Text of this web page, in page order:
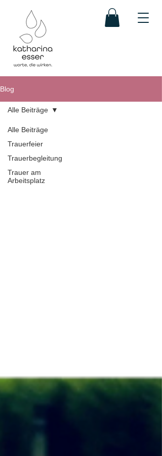
Blog
Alle Beiträge
Trauerfeier
Trauerbegleitung
Trauer am
Arbeitsplatz
Alle Beiträge